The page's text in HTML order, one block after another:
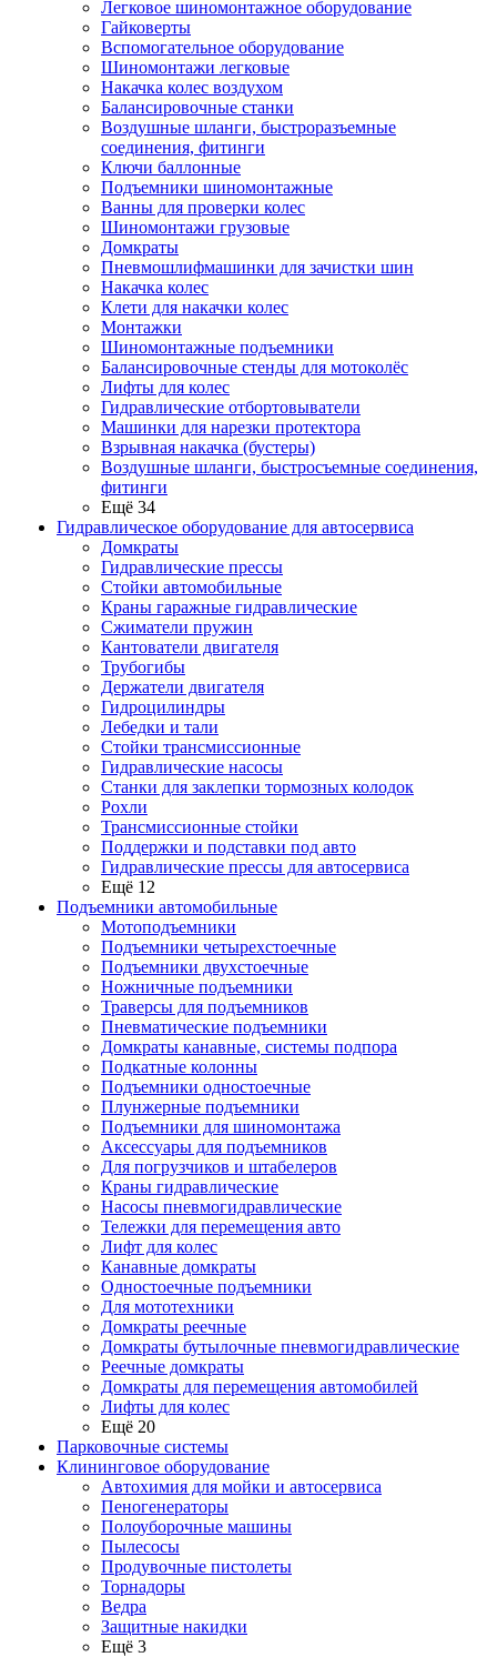
Легковое шиномонтажное оборудование
Гайковерты
Вспомогательное оборудование
Шиномонтажи легковые
Накачка колес воздухом
Балансировочные станки
Воздушные шланги, быстроразъемные
соединения, фитинги
Ключи баллонные
Подъемники шиномонтажные
Ванны для проверки колес
Шиномонтажи грузовые
Домкраты
Пневмошлифмашинки для зачистки шин
Накачка колес
Клети для накачки колес
Монтажки
Шиномонтажные подъемники
Балансировочные стенды для мотоколёс
Лифты для колес
Гидравлические отбортовыватели
Машинки для нарезки протектора
Взрывная накачка (бустеры)
Воздушные шланги, быстросъемные соединения,
фитинги
Ещё 34
Гидравлическое оборудование для автосервиса
Домкраты
Гидравлические прессы
Стойки автомобильные
Краны гаражные гидравлические
Сжиматели пружин
Кантователи двигателя
Трубогибы
Держатели двигателя
Гидроцилиндры
Лебедки и тали
Стойки трансмиссионные
Гидравлические насосы
Cтанки для заклепки тормозных колодок
Рохли
Трансмиссионные стойки
Поддержки и подставки под авто
Гидравлические прессы для автосервиса
Ещё 12
Подъемники автомобильные
Мотоподъемники
Подъемники четырехстоечные
Подъемники двухстоечные
Ножничные подъемники
Траверсы для подъемников
Пневматические подъемники
Домкраты канавные, системы подпора
Подкатные колонны
Подъемники одностоечные
Плунжерные подъемники
Подъемники для шиномонтажа
Аксессуары для подъемников
Для погрузчиков и штабелеров
Краны гидравлические
Насосы пневмогидравлические
Тележки для перемещения авто
Лифт для колес
Канавные домкраты
Одностоечные подъемники
Для мототехники
Домкраты реечные
Домкраты бутылочные пневмогидравлические
Реечные домкраты
Домкраты для перемещения автомобилей
Лифты для колес
Ещё 20
Парковочные системы
Клининговое оборудование
Автохимия для мойки и автосервиса
Пеногенераторы
Полоуборочные машины
Пылесосы
Продувочные пистолеты
Торнадоры
Ведра
Защитные накидки
Ещё 3